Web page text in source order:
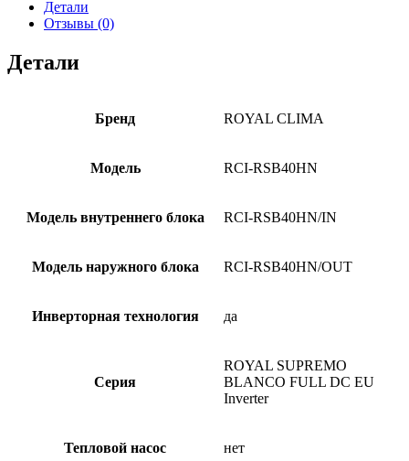
Детали
Отзывы (0)
Детали
Бренд ROYAL CLIMA
Модель RCI-RSB40HN
Модель внутреннего блока RCI-RSB40HN/IN
Модель наружного блока RCI-RSB40HN/OUT
Инверторная технология да
Серия
ROYAL SUPREMO
BLANCO FULL DC EU
Inverter
Тепловой насос нет